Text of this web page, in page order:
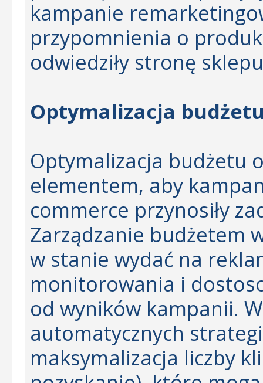
kampanie
przypomnienia o
odwiedziły stronę
Optymalizacja
Optymalizacja budżetu
elementem, aby
commerce przynosiły
Zarządzanie budżetem
w stanie wydać na
monitorowania i
od wyników kampanii.
automatycznych
maksymalizacja liczby